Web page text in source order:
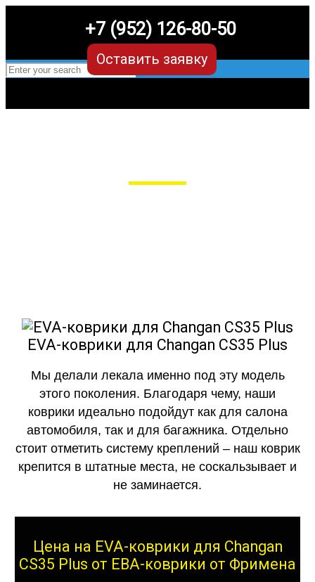
+7 (952) 126-80-50
Оставить заявку
EVA-коврики для Changan CS35 Plus
Мы делали лекала именно под эту модель
этого поколения. Благодаря чему, наши
коврики идеально подойдут как для салона
автомобиля, так и для багажника. Отдельно
стоит отметить систему креплений – наш коврик
крепится в штатные места, не соскальзывает и
не заминается.
Цена на EVA-коврики для Changan
CS35 Plus от ЕВА-коврики от Фримена